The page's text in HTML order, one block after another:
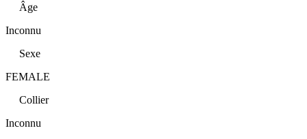
Âge
Inconnu
Sexe
FEMALE
Collier
Inconnu